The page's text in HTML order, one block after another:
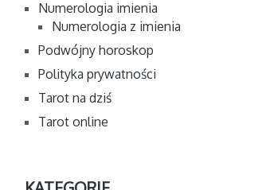
Numerologia imienia
Numerologia z imienia
Podwójny horoskop
Polityka prywatności
Tarot na dziś
Tarot online